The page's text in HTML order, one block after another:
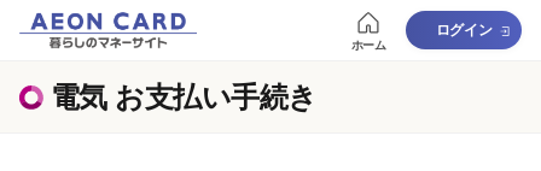
ホーム
ログイン
電気 お支払い手続き